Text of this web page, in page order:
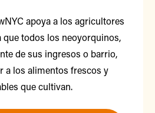
apoya a los agricultores
que todos los neoyorquinos,
de sus ingresos o barrio,
a los alimentos frescos y
que cultivan.